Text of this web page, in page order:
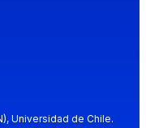
Universidad de Chile.